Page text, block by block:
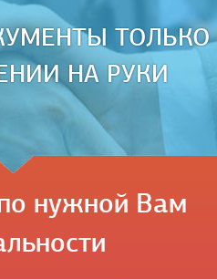
ТОЛЬКО
НА РУКИ
нужной Вам